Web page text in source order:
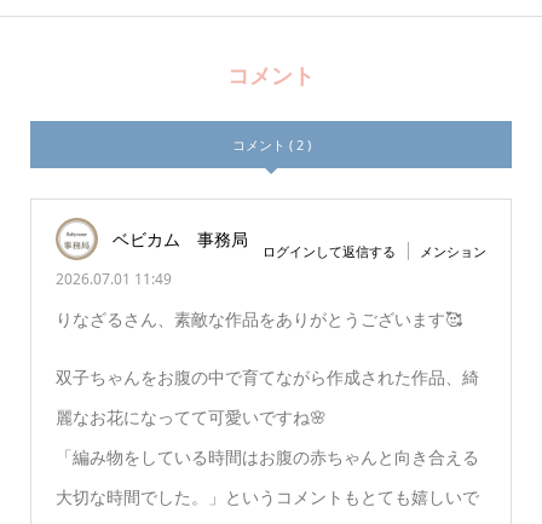
コメント
コメント ( 2 )
ベビカム 事務局
2026.07.01 11:49
ログインして返信する メンション
りなざるさん、素敵な作品をありがとうございます🥰
双子ちゃんをお腹の中で育てながら作成された作品、綺
麗なお花になってて可愛いですね🌸
「編み物をしている時間はお腹の赤ちゃんと向き合える
大切な時間でした。」というコメントもとても嬉しいで